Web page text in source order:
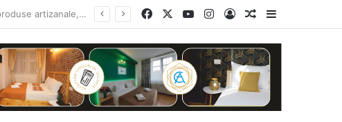
FacebookYouTubeInstagram
Log InRandom Article
Sidebar